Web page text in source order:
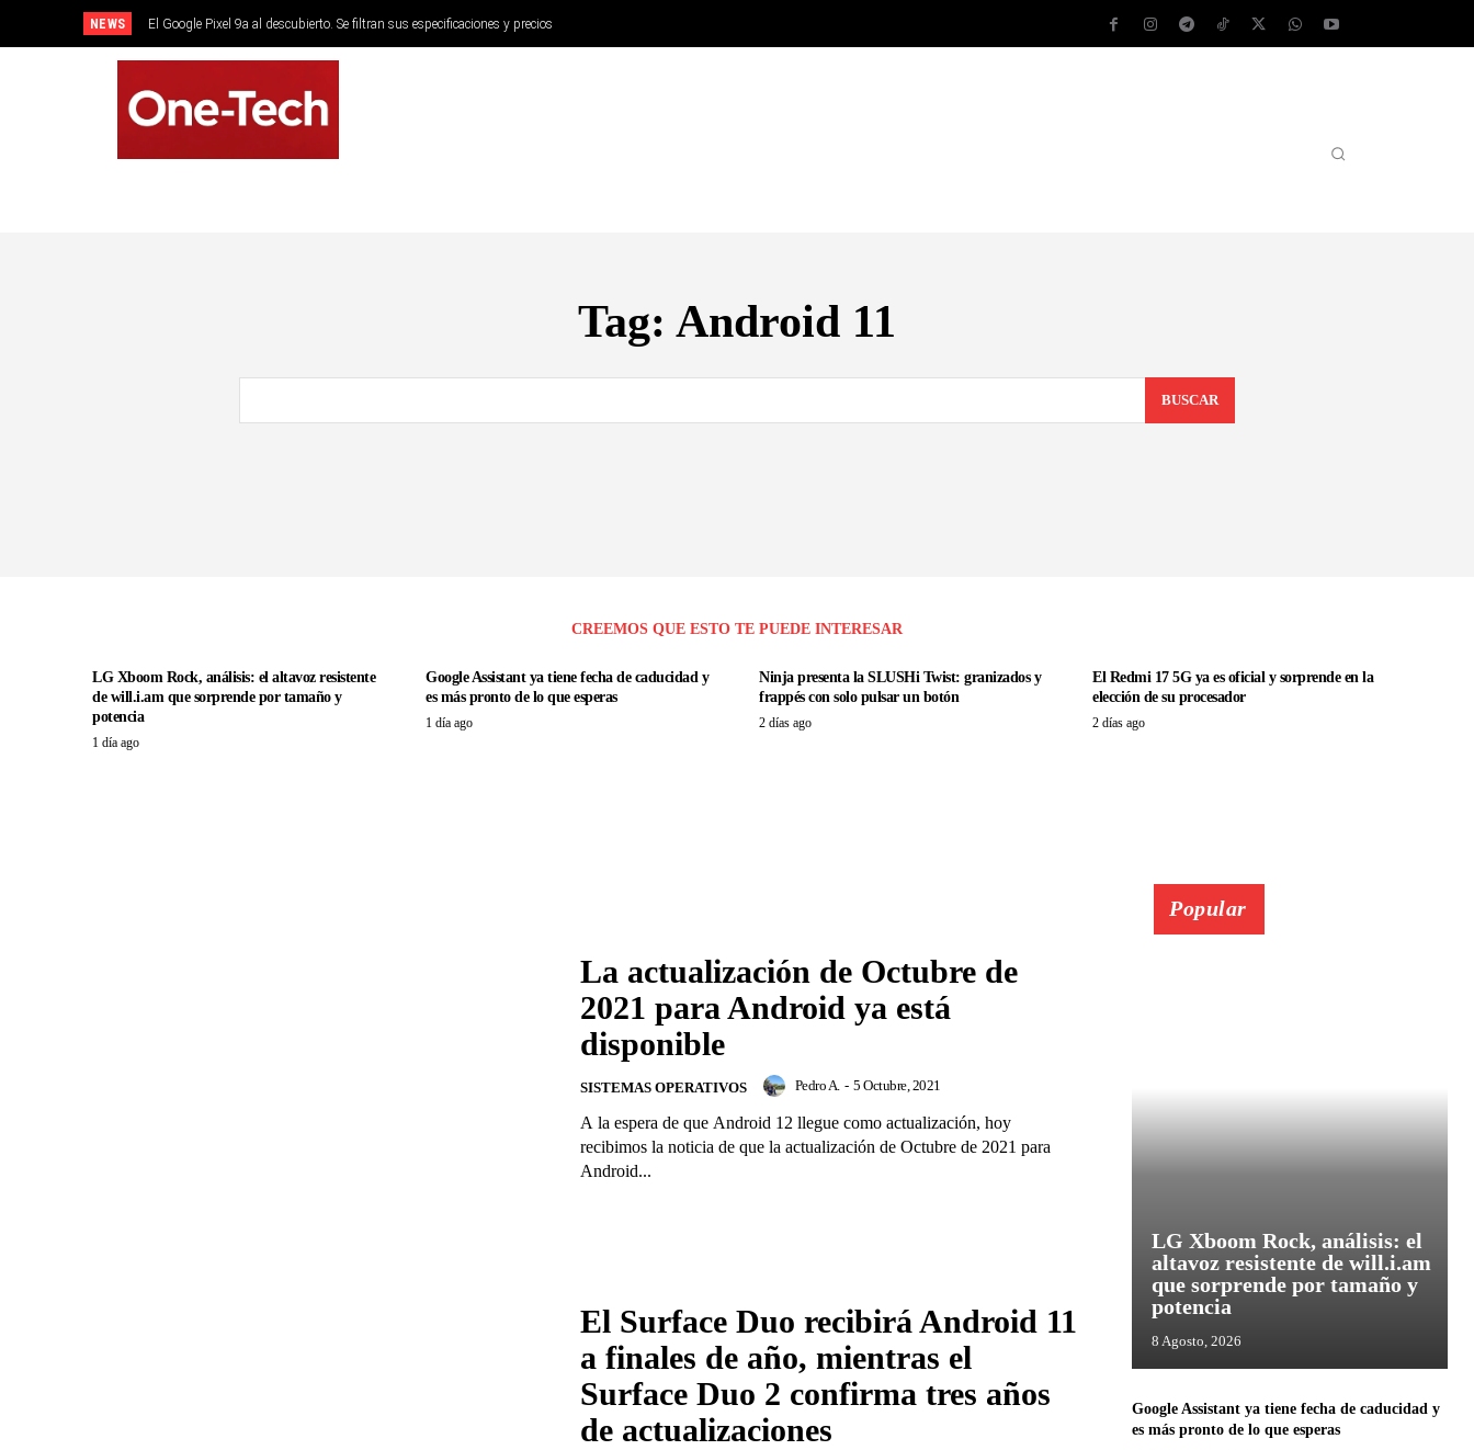
NEWS El Google Pixel 9a al descubierto. Se filtran sus especificaciones y precios
Tag: Android 11
BUSCAR
CREEMOS QUE ESTO TE PUEDE INTERESAR
LG Xboom Rock, análisis: el altavoz resistente
de will.i.am que sorprende por tamaño y
potencia
1 día ago
Google Assistant ya tiene fecha de caducidad y
es más pronto de lo que esperas
1 día ago
Ninja presenta la SLUSHi Twist: granizados y
frappés con solo pulsar un botón
2 días ago
El Redmi 17 5G ya es oficial y sorprende en la
elección de su procesador
2 días ago
La actualización de Octubre de
2021 para Android ya está
disponible
SISTEMAS OPERATIVOS Pedro A. - 5 Octubre, 2021
A la espera de que Android 12 llegue como actualización, hoy
recibimos la noticia de que la actualización de Octubre de 2021 para
Android...
El Surface Duo recibirá Android 11
a finales de año, mientras el
Surface Duo 2 confirma tres años
de actualizaciones
Popular
LG Xboom Rock, análisis: el
altavoz resistente de will.i.am
que sorprende por tamaño y
potencia
8 Agosto, 2026
Google Assistant ya tiene fecha de caducidad y
es más pronto de lo que esperas